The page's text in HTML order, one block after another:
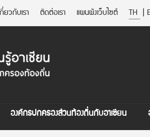
ยวกับเรา ติดต่อเรา แผนผังเว็บไซต์ TH |
องค์กรปกครองส่วนท้องถิ่นกับอาเซียน